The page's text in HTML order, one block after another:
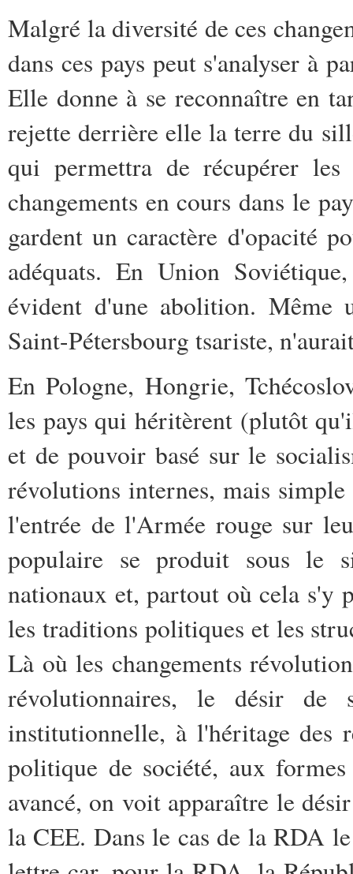
Malgré la diversité de ces
dans ces pays peut s'analyser à
Elle donne à se reconnaître en
rejette derrière elle la terre du
qui permettra de récupérer les
changements en cours dans le
gardent un caractère d'opacité
adéquats. En Union
évident d'une abolition. Même
Saint-Pétersbourg tsariste,
En Pologne, Hongrie,
les pays qui héritèrent (plutôt
et de pouvoir basé sur le
révolutions internes, mais
l'entrée de l'Armée rouge sur
populaire se produit sous le
nationaux et, partout où cela s'y
les traditions politiques et les
Là où les changements
révolutionnaires, le désir de
institutionnelle, à l'héritage des
politique de société, aux
avancé, on voit apparaître le
la CEE. Dans le cas de la RDA